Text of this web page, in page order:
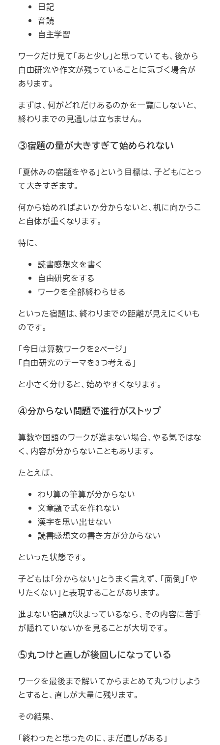
日記
音読
自主学習
ワークだけ見て「あと少し」と思っていても、後から
自由研究や作文が残っていることに気づく場合が
あります。
まずは、何がどれだけあるのかを一覧にしないと、
終わりまでの見通しは立ちません。
③宿題の量が大きすぎて始められない
「夏休みの宿題をやる」という目標は、子どもにとっ
て大きすぎます。
何から始めればよいか分からないと、机に向かうこ
と自体が重くなります。
特に、
読書感想文を書く
自由研究をする
ワークを全部終わらせる
といった宿題は、終わりまでの距離が見えにくいも
のです。
「今日は算数ワークを2ページ」
「自由研究のテーマを3つ考える」
と小さく分けると、始めやすくなります。
④分からない問題で進行がストップ
算数や国語のワークが進まない場合、やる気ではな
く、内容が分からないこともあります。
たとえば、
わり算の筆算が分からない
文章題で式を作れない
漢字を思い出せない
読書感想文の書き方が分からない
といった状態です。
子どもは「分からない」とうまく言えず、「面倒」「や
りたくない」と表現することがあります。
進まない宿題が決まっているなら、その内容に苦手
が隠れていないかを見ることが大切です。
⑤丸つけと直しが後回しになっている
ワークを最後まで解いてからまとめて丸つけしよう
とすると、直しが大量に残ります。
その結果、
「終わったと思ったのに、まだ直しがある」